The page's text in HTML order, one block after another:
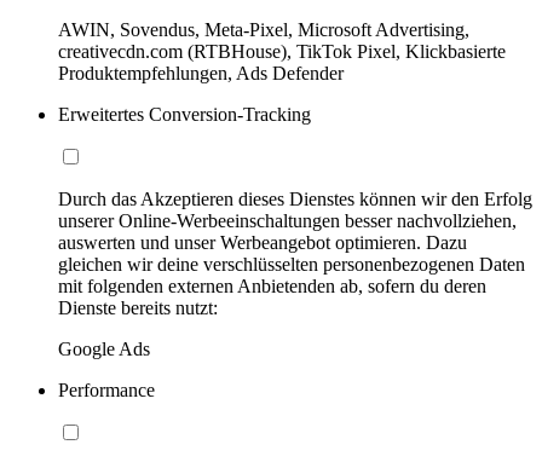
AWIN, Sovendus, Meta-Pixel, Microsoft Advertising,
creativecdn.com (RTBHouse), TikTok Pixel, Klickbasierte
Produktempfehlungen, Ads Defender
Erweitertes Conversion-Tracking
Durch das Akzeptieren dieses Dienstes können wir den Erfolg
unserer Online-Werbeeinschaltungen besser nachvollziehen,
auswerten und unser Werbeangebot optimieren. Dazu
gleichen wir deine verschlüsselten personenbezogenen Daten
mit folgenden externen Anbietenden ab, sofern du deren
Dienste bereits nutzt:
Google Ads
Performance